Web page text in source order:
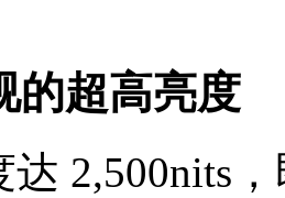
的超高亮度
达 2,500nits